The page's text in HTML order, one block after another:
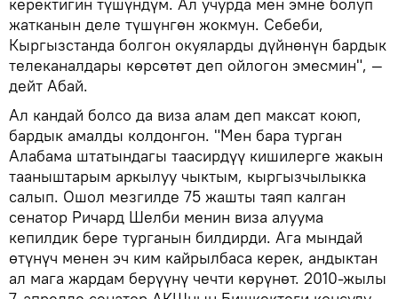
керектигин түшүндүм. Ал учурда мен эмне болуп
жатканын деле түшүнгөн жокмун. Себеби,
Кыргызстанда болгон окуяларды дүйнөнүн бардык
телеканалдары көрсөтөт деп ойлогон эмесмин", —
дейт Абай.
Ал кандай болсо да виза алам деп максат коюп,
бардык амалды колдонгон. "Мен бара турган
Алабама штатындагы таасирдүү кишилерге жакын
тааныштарым аркылуу чыктым, кыргызчылыкка
салып. Ошол мезгилде 75 жашты таяп калган
сенатор Ричард Шелби менин виза алуума
кепилдик бере турганын билдирди. Ага мындай
өтүнүч менен эч ким кайрылбаса керек, андыктан
ал мага жардам берүүнү чечти көрүнөт. 2010-жылы